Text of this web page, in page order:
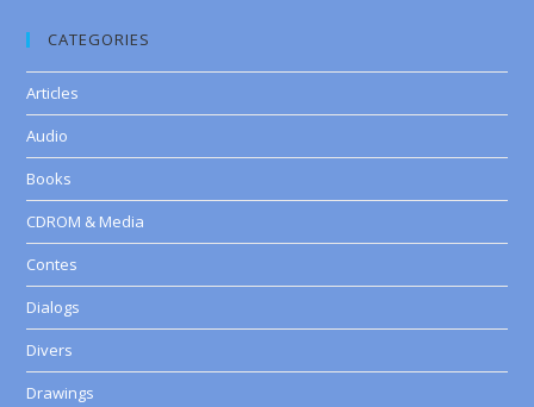
CATEGORIES
Articles
Audio
Books
CDROM & Media
Contes
Dialogs
Divers
Drawings